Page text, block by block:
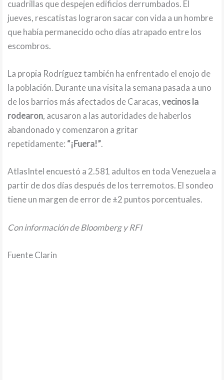
cuadrillas que despejen edificios derrumbados. El
jueves, rescatistas lograron sacar con vida a un hombre
que había permanecido ocho días atrapado entre los
escombros.
La propia Rodríguez también ha enfrentado el enojo de
la población. Durante una visita la semana pasada a uno
de los barrios más afectados de Caracas,vecinos la
rodearon, acusaron a las autoridades de haberlos
abandonado y comenzaron a gritar
repetidamente: “¡Fuera!”.
AtlasIntel encuestó a 2.581 adultos en toda Venezuela a
partir de dos días después de los terremotos. El sondeo
tiene un margen de error de ±2 puntos porcentuales.
Con información de Bloomberg y RFI
Fuente Clarin